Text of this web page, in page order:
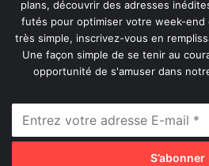
plans, découvrir des adresses
futés pour optimiser votre week-end
très simple, inscrivez-vous en
Une façon simple de se tenir au
opportunité de s'amuser dans